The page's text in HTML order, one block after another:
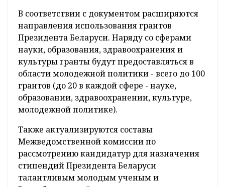
В соответствии с документом расширяются
направления использования грантов
Президента Беларуси. Наряду со сферами
науки, образования, здравоохранения и
культуры гранты будут предоставляться в
области молодежной политики - всего до 100
грантов (до 20 в каждой сфере - науке,
образовании, здравоохранении, культуре,
молодежной политике).
Также актуализируются составы
Межведомственной комиссии по
рассмотрению кандидатур для назначения
стипендий Президента Беларуси
талантливым молодым ученым и